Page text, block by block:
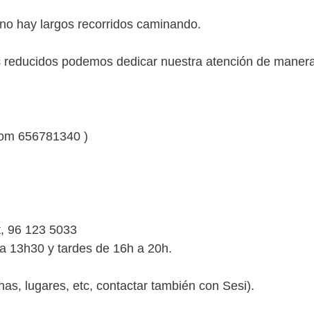
hay largos recorridos caminando.
podemos dedicar nuestra atención de
656781340 )
96 123 5033
13h30 y tardes de 16h a 20h.
lugares, etc, contactar también con Sesi).